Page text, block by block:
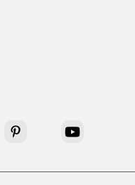
Pinterest YouTube